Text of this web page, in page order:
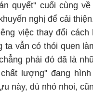
quyết" cuối cùng
nghị để cải
việc thay đổi
ta vẫn có thói quen
phải đó đã là
lượng" đang
này, dù nhỏ nhoi,